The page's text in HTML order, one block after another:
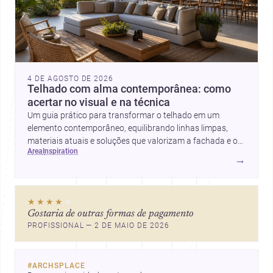
4 DE AGOSTO DE 2026
Telhado com alma contemporânea: como
acertar no visual e na técnica
Um guia prático para transformar o telhado em um
elemento contemporâneo, equilibrando linhas limpas,
materiais atuais e soluções que valorizam a fachada e o
conforto da casa.
area inspiration
→
★★★★ ★
Gostaria de outras formas de pagamento
PROFISSIONAL — 2 DE MAIO DE 2026
#ARCHSPLACE